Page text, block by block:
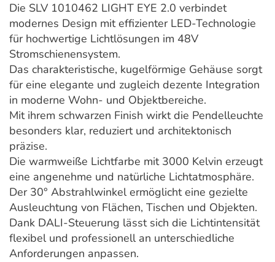
Die SLV 1010462 LIGHT EYE 2.0 verbindet
modernes Design mit effizienter LED-Technologie
für hochwertige Lichtlösungen im 48V
Stromschienensystem.
Das charakteristische, kugelförmige Gehäuse sorgt
für eine elegante und zugleich dezente Integration
in moderne Wohn- und Objektbereiche.
Mit ihrem schwarzen Finish wirkt die Pendelleuchte
besonders klar, reduziert und architektonisch
präzise.
Die warmweiße Lichtfarbe mit 3000 Kelvin erzeugt
eine angenehme und natürliche Lichtatmosphäre.
Der 30° Abstrahlwinkel ermöglicht eine gezielte
Ausleuchtung von Flächen, Tischen und Objekten.
Dank DALI-Steuerung lässt sich die Lichtintensität
flexibel und professionell an unterschiedliche
Anforderungen anpassen.